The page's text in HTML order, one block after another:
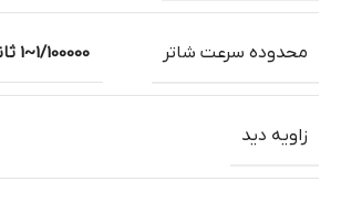
محدوده سرعت شاتر 1/100000~1 ثانیه، دستی/خودکار
زاویه دید